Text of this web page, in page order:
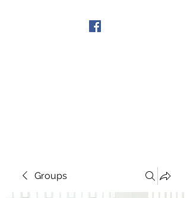
Groups